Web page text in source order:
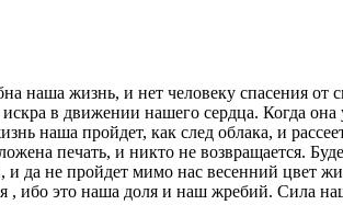
наша жизнь, и нет человеку спасения
в движении нашего сердца. Когда она
наша пройдет, как след облака, и
печать, и никто не возвращается.
не пройдет мимо нас весенний цвет
, ибо это наша доля и наш жребий. Сила